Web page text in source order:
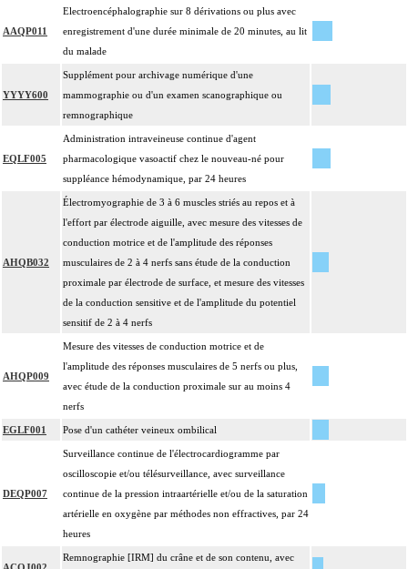
AAQP011
Electroencéphalographie sur 8 dérivations ou plus avec
enregistrement d'une durée minimale de 20 minutes, au lit
du malade
YYYY600
Supplément pour archivage numérique d'une
mammographie ou d'un examen scanographique ou
remnographique
EQLF005
Administration intraveineuse continue d'agent
pharmacologique vasoactif chez le nouveau-né pour
suppléance hémodynamique, par 24 heures
AHQB032
Électromyographie de 3 à 6 muscles striés au repos et à
l'effort par électrode aiguille, avec mesure des vitesses de
conduction motrice et de l'amplitude des réponses
musculaires de 2 à 4 nerfs sans étude de la conduction
proximale par électrode de surface, et mesure des vitesses
de la conduction sensitive et de l'amplitude du potentiel
sensitif de 2 à 4 nerfs
AHQP009
Mesure des vitesses de conduction motrice et de
l'amplitude des réponses musculaires de 5 nerfs ou plus,
avec étude de la conduction proximale sur au moins 4
nerfs
EGLF001 Pose d'un cathéter veineux ombilical
DEQP007
Surveillance continue de l'électrocardiogramme par
oscilloscopie et/ou télésurveillance, avec surveillance
continue de la pression intraartérielle et/ou de la saturation
artérielle en oxygène par méthodes non effractives, par 24
heures
Remnographie [IRM] du crâne et de son contenu, avec